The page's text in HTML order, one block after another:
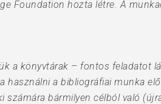
Foundation hozta létre. A
a könyvtárak – fontos feladatot
használni a bibliográfiai munka
számára bármilyen célból való